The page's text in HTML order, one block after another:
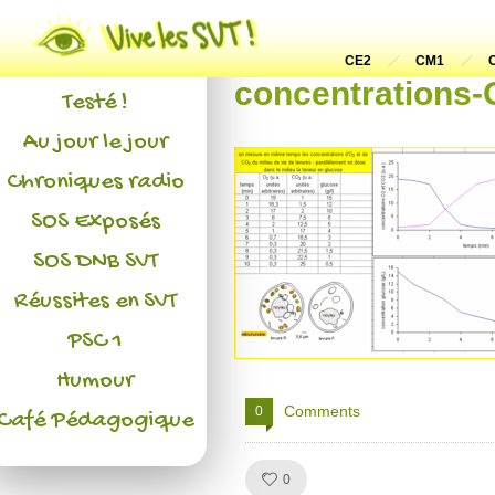
CE2 CM1
concentrations-
0 Comments
0
Actualités
L'association
Testé !
Au jour le jour
Chroniques radio
SOS Exposés
SOS DNB SVT
Réussites en SVT
PSC 1
Humour
Pédagogique